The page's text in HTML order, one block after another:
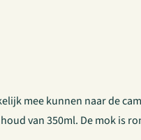
mee kunnen naar de
van 350ml. De mok is